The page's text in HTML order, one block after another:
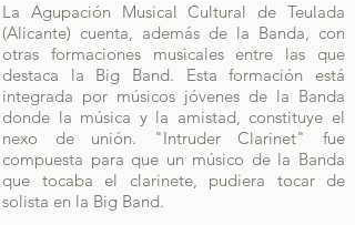
La Agupación Musical Cultural de Teulada
(Alicante) cuenta, además de la Banda, con
otras formaciones musicales entre las que
destaca la Big Band. Esta formación está
integrada por músicos jóvenes de la Banda
donde la música y la amistad, constituye el
nexo de unión. "Intruder Clarinet" fue
compuesta para que un músico de la Banda
que tocaba el clarinete, pudiera tocar de
solista en la Big Band.